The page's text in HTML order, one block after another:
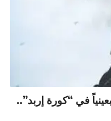
في “كورة إربد”..